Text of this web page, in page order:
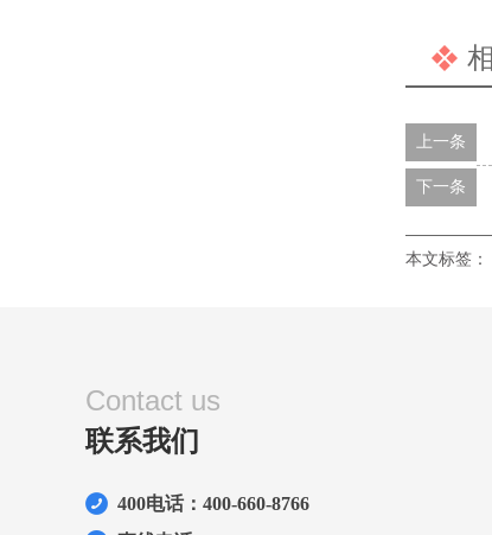
上一条
下一条
本文标签：
Contact us
联系我们
400电话：400-660-8766